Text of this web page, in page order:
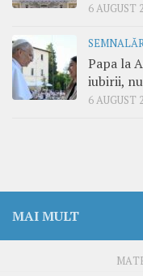
6 AUGUST
Papa la
iubirii,
6 AUGUST
MAI MULT